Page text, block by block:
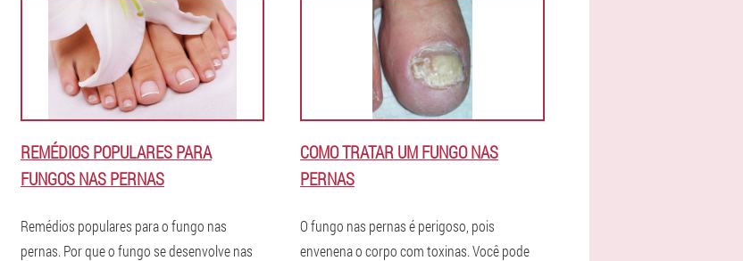
REMÉDIOS POPULARES PARA
FUNGOS NAS PERNAS
Remédios populares para o fungo nas
pernas. Por que o fungo se desenvolve nas
COMO TRATAR UM FUNGO NAS
PERNAS
O fungo nas pernas é perigoso, pois
envenena o corpo com toxinas. Você pode